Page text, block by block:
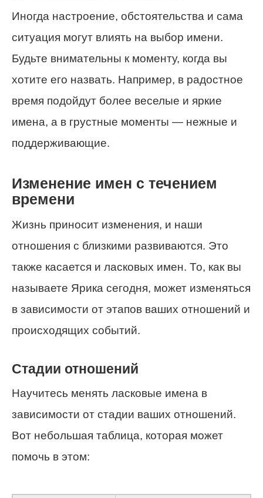
Иногда настроение, обстоятельства и сама
ситуация могут влиять на выбор имени.
Будьте внимательны к моменту, когда вы
хотите его назвать. Например, в радостное
время подойдут более веселые и яркие
имена, а в грустные моменты — нежные и
поддерживающие.
Изменение имен с течением
времени
Жизнь приносит изменения, и наши
отношения с близкими развиваются. Это
также касается и ласковых имен. То, как вы
называете Ярика сегодня, может изменяться
в зависимости от этапов ваших отношений и
происходящих событий.
Стадии отношений
Научитесь менять ласковые имена в
зависимости от стадии ваших отношений.
Вот небольшая таблица, которая может
помочь в этом: